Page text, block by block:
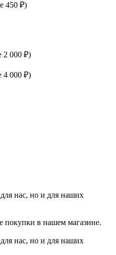
450 ₽)
2 000 ₽)
4 000 ₽)
нас, но и для наших
покупки в нашем магазине.
нас, но и для наших